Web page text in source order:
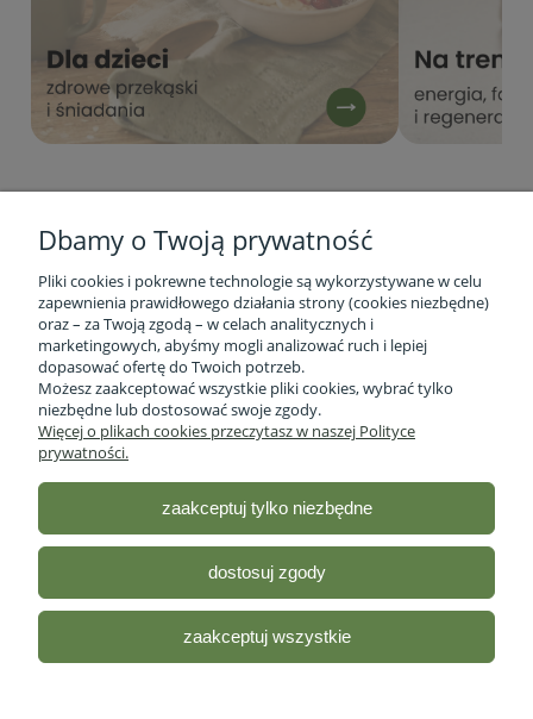
Informacje o firmie
Obsługa klienta
Moje konto
Sklep ze zdrową żywnością - Stacja Bio| ul. lubelska 46 2/12,
533 750 361| NIP: 5170418066
Odwiedź nasz profil naFacebooku!
Dbamy o Twoją prywatność
Pliki cookies i pokrewne technologie są wykorzystywane w celu
zapewnienia prawidłowego działania strony (cookies niezbędne)
oraz – za Twoją zgodą – w celach analitycznych i
marketingowych, abyśmy mogli analizować ruch i lepiej
dopasować ofertę do Twoich potrzeb.
Możesz zaakceptować wszystkie pliki cookies, wybrać tylko
niezbędne lub dostosować swoje zgody.
Więcej o plikach cookies przeczytasz w naszej Polityce
prywatności.
zaakceptuj tylko niezbędne
dostosuj zgody
zaakceptuj wszystkie